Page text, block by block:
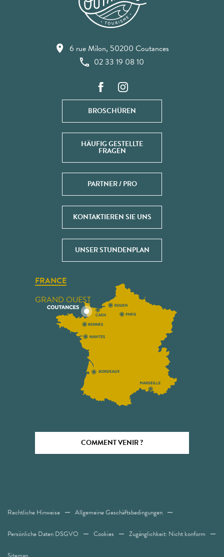
6 rue Milon, 50200 Coutances
02 33 19 08 10
BROSCHÜREN
HÄUFIG GESTELLTE
FRAGEN
PARTNER / PRO
KONTAKTIEREN SIE UNS
UNSER STUNDENPLAN
FRANCE
GRAND OUEST
COMMENT VENIR ?
Rechtliche Hinweise Allgemeine Geschäftsbedingungen
Persönliche Daten DSGVO Cookies Zugänglichkeit: Nicht konform